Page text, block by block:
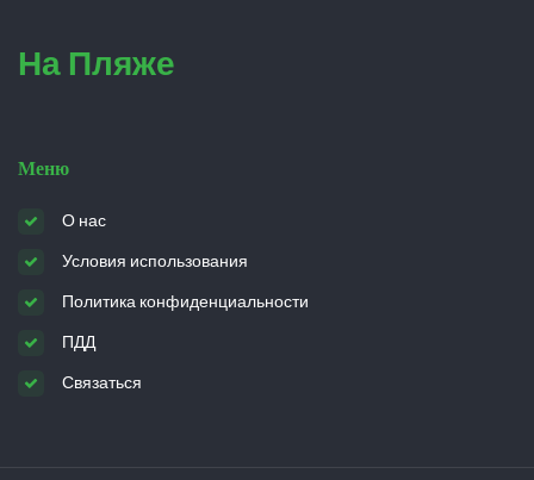
На Пляже
Меню
О нас
Условия использования
Политика конфиденциальности
ПДД
Связаться